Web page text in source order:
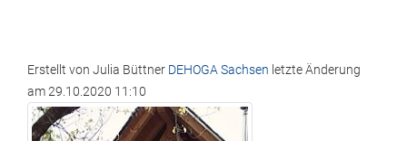
Erstellt von Julia Büttner DEHOGA Sachsen letzte Änderung
am29.10.2020 11:10